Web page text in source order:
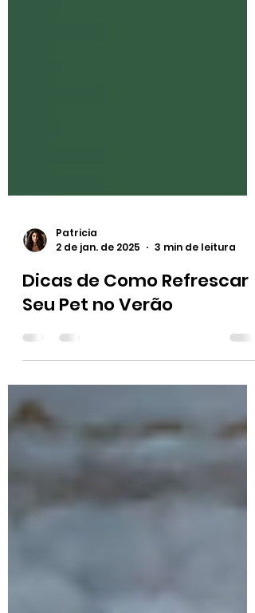
Patricia
2 de jan. de 2025
3 min de leitura
Dicas de Como Refrescar
Seu Pet no Verão